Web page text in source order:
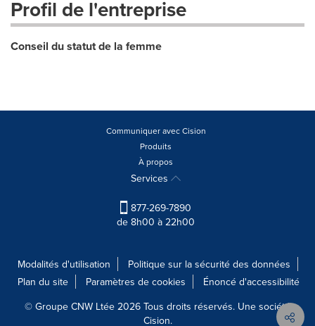
Profil de l'entreprise
Conseil du statut de la femme
Communiquer avec Cision
Produits
À propos
Services
877-269-7890
de 8h00 à 22h00
Modalités d'utilisation
Politique sur la sécurité des données
Plan du site
Paramètres de cookies
Énoncé d'accessibilité
© Groupe CNW Ltée 2026 Tous droits réservés. Une société
Cision.